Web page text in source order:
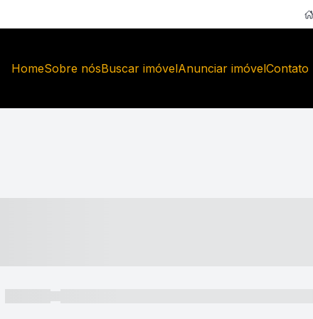
HomeSobre nósBuscar imóvelAnunciar imóvelContato